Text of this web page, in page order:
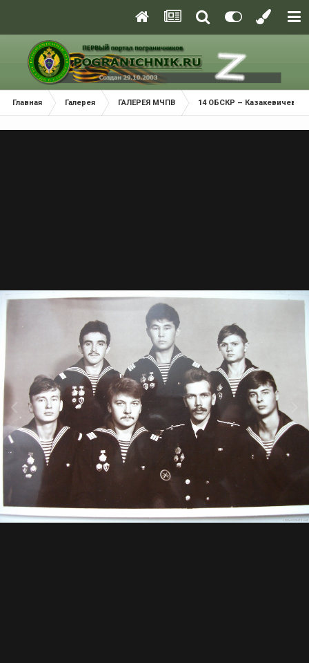
Главная Галерея ГАЛЕРЕЯ МЧПВ 14 ОБСКР – Казакевичево